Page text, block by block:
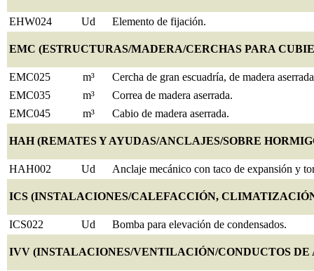
EHW024 Ud Elemento de fijación.
EMC (ESTRUCTURAS/MADERA/CERCHAS PARA
EMC025 m³
Cercha de gran escuadría, de madera
EMC035
m³
Correa de madera aserrada.
EMC045
m³ Cabio de madera aserrada.
HAH (REMATES Y AYUDAS/ANCLAJES/SOBRE
HAH002 Ud Anclaje mecánico con taco de expansión y
ICS (INSTALACIONES/CALEFACCIÓN,
ICS022 Ud Bomba para elevación de condensados.
IVV (INSTALACIONES/VENTILACIÓN/CONDUCTOS